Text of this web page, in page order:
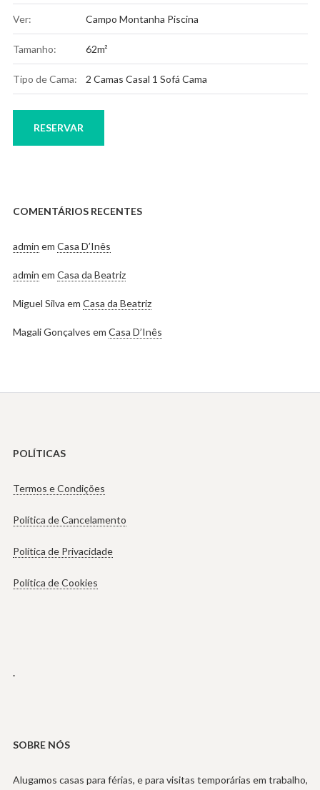
Ver: Campo Montanha Piscina
Tamanho: 62m²
Tipo de Cama: 2 Camas Casal 1 Sofá Cama
RESERVAR
COMENTÁRIOS RECENTES
admin em Casa D’Inês
admin em Casa da Beatriz
Miguel Silva em Casa da Beatriz
Magali Gonçalves em Casa D’Inês
POLÍTICAS
Termos e Condições
Política de Cancelamento
Política de Privacidade
Política de Cookies
.
SOBRE NÓS
Alugamos casas para férias, e para visitas temporárias em trabalho,